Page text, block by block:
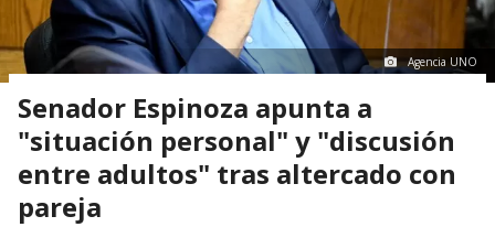
Agencia UNO
Senador Espinoza apunta a
"situación personal" y "discusión
entre adultos" tras altercado con
pareja